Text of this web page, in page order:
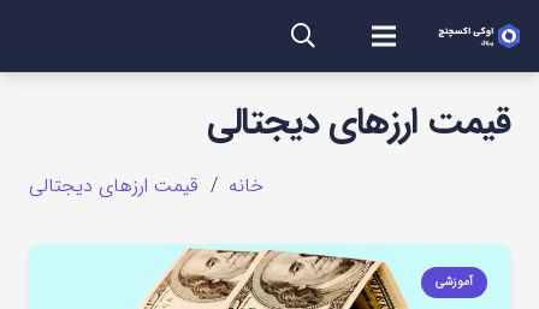
قیمت ارزهای دیجتالی
خانه / قیمت ارزهای دیجتالی
آموزشی